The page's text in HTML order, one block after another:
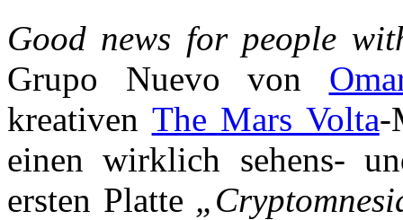
Good news for people
Grupo Nuevo von
kreativen The Mars Volta-
einen wirklich sehens-
ersten Platte